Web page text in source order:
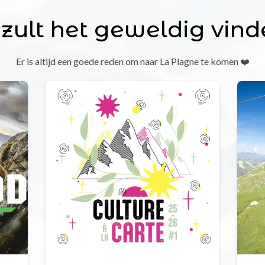
het geweldig
Er is altijd een goede reden om naar La Plagne te komen ❤️